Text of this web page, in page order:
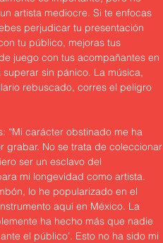
artista mediocre. Si te enfocas
perjudicar tu presentación
tu público, mejoras tus
juego con tus acompañantes en
sin pánico. La música,
rebuscado, corres el peligro
“Mi carácter obstinado me ha
grabar. No se trata de coleccionar
ser un esclavo del
mi longevidad como artista.
lo he popularizado en el
aquí en México. La
ha hecho más que nadie
el público’. Esto no ha sido mi